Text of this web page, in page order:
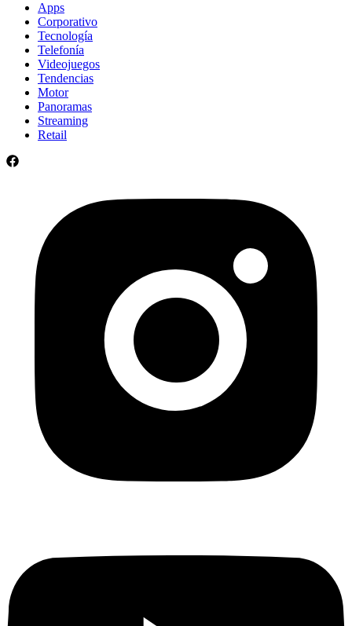
Apps
Corporativo
Tecnología
Telefonía
Videojuegos
Tendencias
Motor
Panoramas
Streaming
Retail